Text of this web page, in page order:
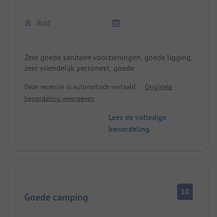
Rolf
Zeer goede sanitaire voorzieningen, goede ligging,
zeer vriendelijk personeel, goede
verkaveld,
Deze recensie is automatisch vertaald.
Originele
beoordeling weergeven
Lees de volledige
beoordeling
Goede camping 10